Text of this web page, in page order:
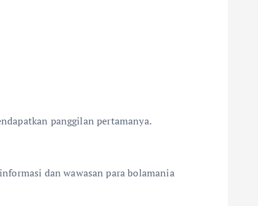
panggilan pertamanya.
dan wawasan para bolamania